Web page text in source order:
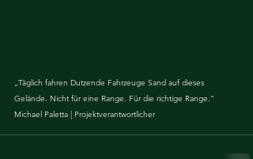
„Täglich fahren Dutzende Fahrzeuge Sand auf dieses
Gelände. Nicht für eine Range. Für die richtige Range."
Michael Paletta | Projektverantwortlicher